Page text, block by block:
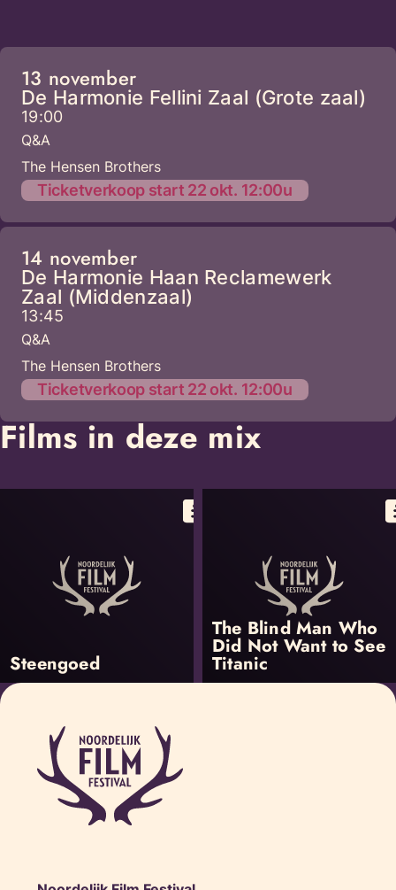
13 november
De Harmonie Fellini Zaal (Grote zaal)
19:00
Q&A
The Hensen Brothers
Ticketverkoop start 22 okt. 12:00u
14 november
De Harmonie Haan Reclamewerk
Zaal (Middenzaal)
13:45
Q&A
The Hensen Brothers
Ticketverkoop start 22 okt. 12:00u
Films in deze mix
Steengoed
The Blind Man Who
Did Not Want to See
Titanic